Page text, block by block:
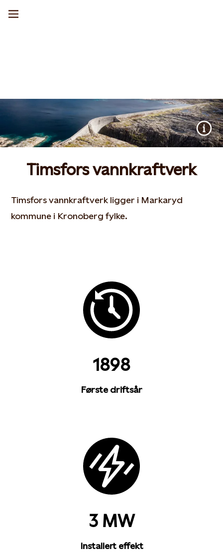
Timsfors vannkraftverk
Timsfors vannkraftverk ligger i Markaryd
kommune i Kronoberg fylke.
1898
Første driftsår
3 MW
Installert effekt